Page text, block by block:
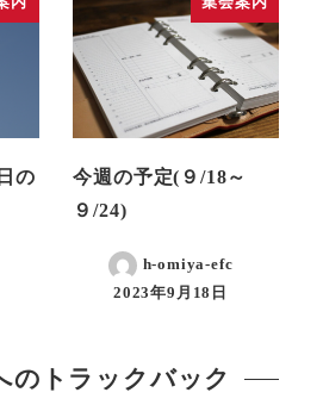
の
今週の予定(９/18～
９/24)
h-omiya-efc
2023年9月18日
のトラックバック